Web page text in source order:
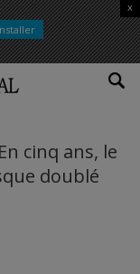
x
cinq ans, le
doublé